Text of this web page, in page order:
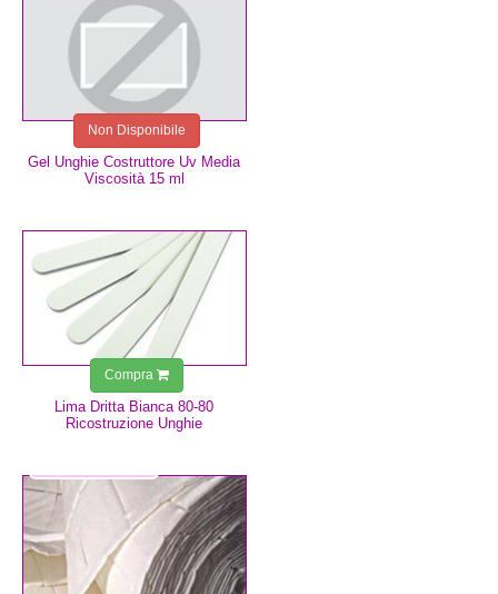
Gel Unghie Costruttore Uv Media
Viscosità 15 ml
Non Disponibile
Lima Dritta Bianca 80-80
Ricostruzione Unghie
Compra